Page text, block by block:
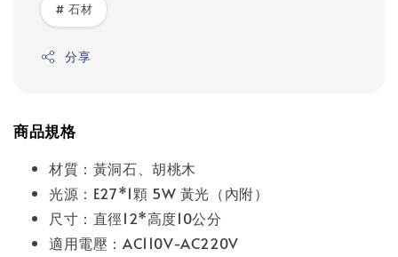
# 石材
分享
商品規格
材質：黃洞石、胡桃木
光源：E27*1顆 5W 黃光（內附）
尺寸：直徑12*高度10公分
適用電壓：AC110V-AC220V